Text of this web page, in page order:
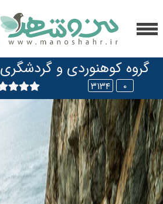
گروه کوهنوردی و
۰ ۳۱۳۴